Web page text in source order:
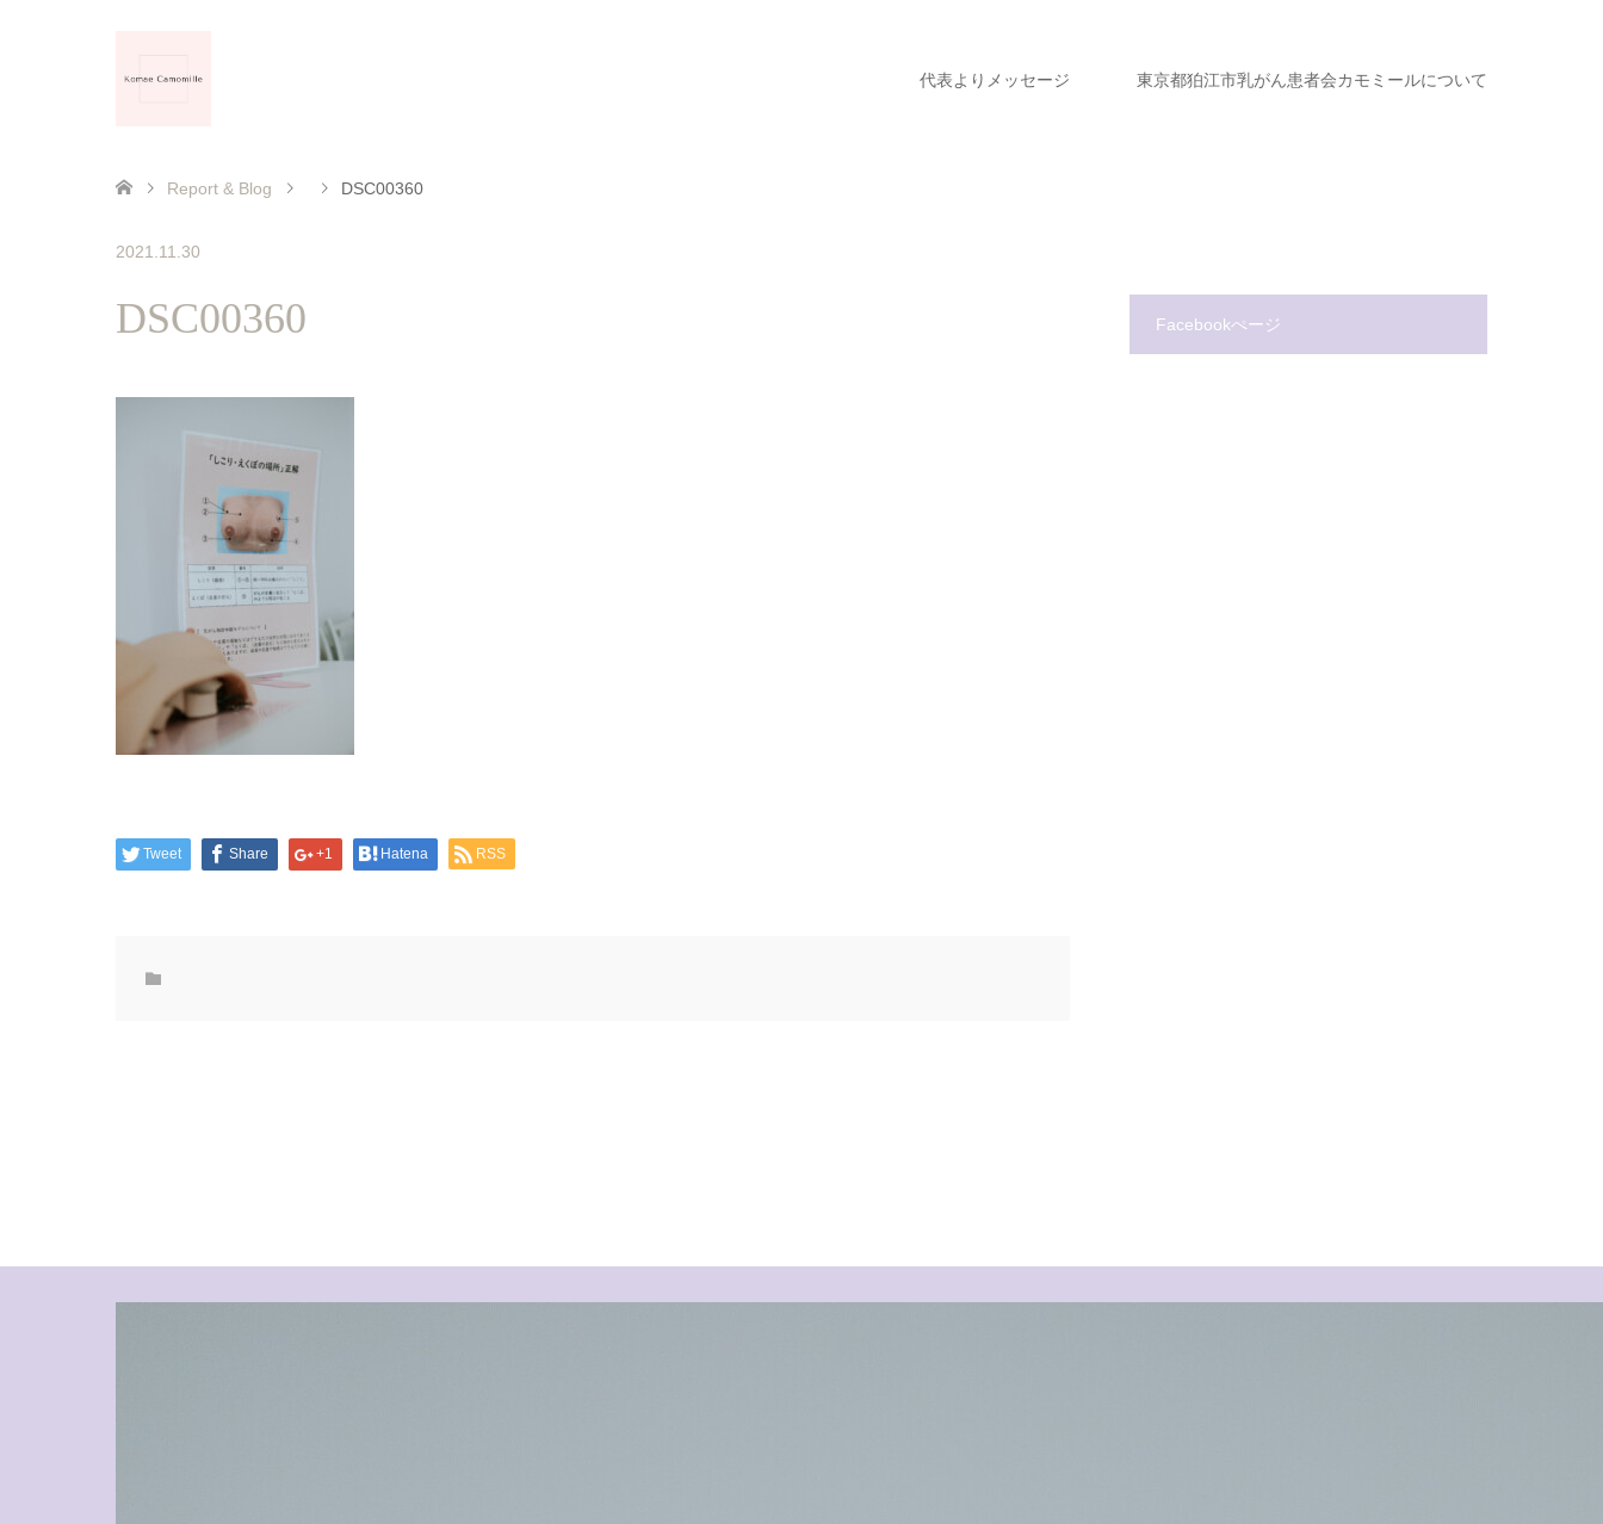
代表よりメッセージ 東京都狛江市乳がん患者会カモミールについて
Report & Blog DSC00360
2021.11.30
DSC00360
Tweet Share +1 Hatena RSS
Facebookぺージ